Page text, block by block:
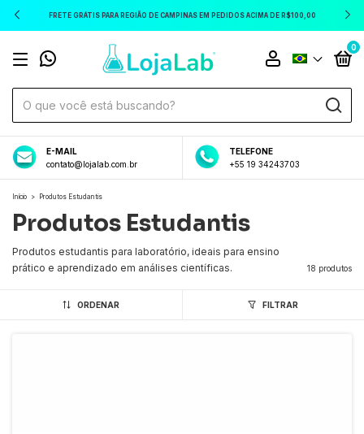
FRETE GRÁTIS PARA REGIÃO DE CAMPINAS EM PEDIDOS ACIMA DE R$100,00
0
E-MAIL
contato@lojalab.com.br
TELEFONE
+55 19 34243703
Início > Produtos Estudantis
Produtos Estudantis
Produtos estudantis para laboratório, ideais para ensino
prático e aprendizado em análises científicas.
18 produtos
ORDENAR FILTRAR